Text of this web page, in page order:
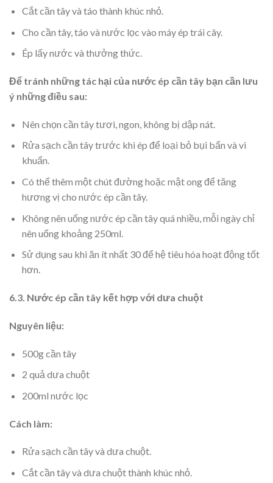
Cắt cần tây và táo thành khúc nhỏ.
Cho cần tây, táo và nước lọc vào máy ép trái cây.
Ép lấy nước và thưởng thức.
Để tránh những tác hại của nước ép cần tây bạn cần lưu
ý những điều sau:
Nên chọn cần tây tươi, ngon, không bị dập nát.
Rửa sạch cần tây trước khi ép để loại bỏ bụi bẩn và vi
khuẩn.
Có thể thêm một chút đường hoặc mật ong để tăng
hương vị cho nước ép cần tây.
Không nên uống nước ép cần tây quá nhiều, mỗi ngày chỉ
nên uống khoảng 250ml.
Sử dụng sau khi ăn ít nhất 30 để hệ tiêu hóa hoạt động tốt
hơn.
6.3. Nước ép cần tây kết hợp với dưa chuột
Nguyên liệu:
500g cần tây
2 quả dưa chuột
200ml nước lọc
Cách làm:
Rửa sạch cần tây và dưa chuột.
Cắt cần tây và dưa chuột thành khúc nhỏ.